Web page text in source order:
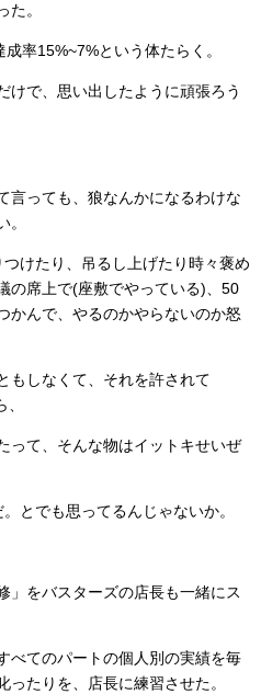
た。
率15%~7%という体たらく。
けで、思い出したように頑張ろう
言っても、狼なんかになるわけな
。
けたり、吊るし上げたり時々褒め
の席上で(座敷でやっている)、50
かんで、やるのかやらないのか怒
もしなくて、それを許されて
って、そんな物はイットキせいぜ
とでも思ってるんじゃないか。
」をバスターズの店長も一緒にス
べてのパートの個人別の実績を毎
たりを、店長に練習させた。